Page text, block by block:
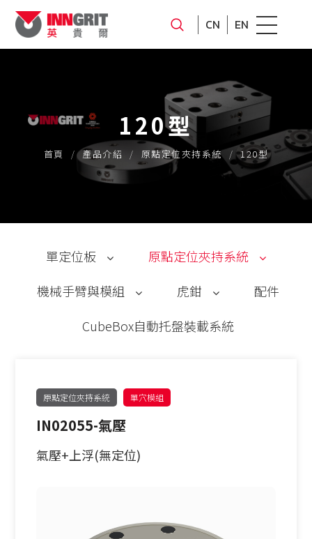
CN EN
120型
首頁 產品介紹 原點定位夾持系統 120型
單定位板
PITCH52
單定位Ｌ底板
三面錐塔
立柱
原點定位夾持系統
62型
機械手臂與模組
30-60公斤
60-150公斤
機械手臂客製化
虎鉗
自動氣壓虎鉗
配件
CubeBox自動托盤裝載系統
原點定位夾持系統 單穴模組
IN02055-氣壓
氣壓+上浮(無定位)